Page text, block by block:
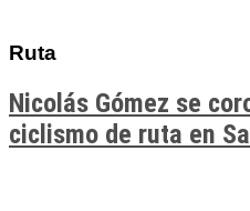
Ruta
Nicolás Gómez se
ciclismo de ruta en